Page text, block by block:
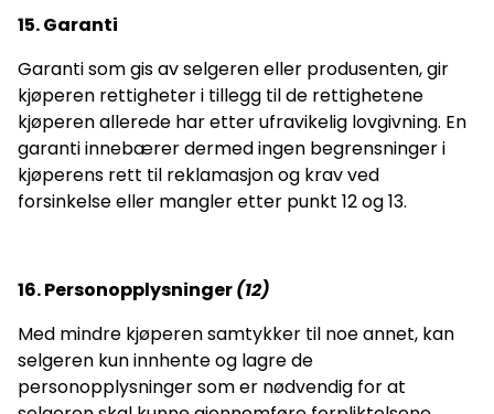
15. Garanti
Garanti som gis av selgeren eller produsenten, gir
kjøperen rettigheter i tillegg til de rettighetene
kjøperen allerede har etter ufravikelig lovgivning. En
garanti innebærer dermed ingen begrensninger i
kjøperens rett til reklamasjon og krav ved
forsinkelse eller mangler etter punkt 12 og 13.
16. Personopplysninger(12)
Med mindre kjøperen samtykker til noe annet, kan
selgeren kun innhente og lagre de
personopplysninger som er nødvendig for at